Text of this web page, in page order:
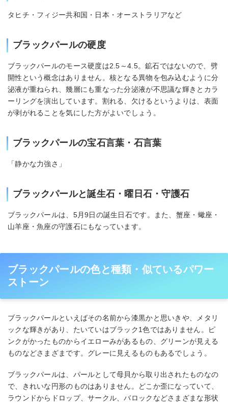
タヒチ・フィジー共和国・日本・オーストラリアなど
ブラックパールの硬度
ブラックパールのモース硬度は2.5～4.5。鉱石ではないので、劈
開性という概念はありません。核となる異物を包み込むように分
泌液が重ねられ、幾層にも重なった分泌液が不思議な輝きとカラ
ーリングを演出しています。割れる、欠けるというよりは、表面
が剥がれることを気にした方がよいでしょう。
ブラックパールの宝石言葉・石言葉
「静かな力強さ」
ブラックパールと誕生石・曜日石・守護石
ブラックパールは、5月9日の誕生日石です。また、蟹座・蠍座・
山羊座・魚座の守護石にもなっています。
ブラックパールの色と種類・似ているパワー
ストーン
ブラックパールといえばその名前から漆黒かと思いきや、メタリ
ックな輝きがあり、たいていはブラック1色ではありません。ピ
ンクがかったものからイエローみがあるもの、グリーンが見える
ものなどさまざまです。グレーに見えるものもあるでしょう。
ブラックパールは、パールとして母貝から取り出されたものなの
で、きれいな円形のものはありません。どこか歪になっていて、
ラウンドからドロップ、サークル、バロックなどさまざまな形状